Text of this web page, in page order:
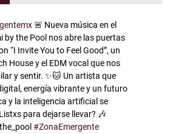
🚨 Nueva música en el
by the Pool nos abre las puertas
“I Invite You to Feel Good”, un
House y el EDM vocal que nos
y sentir. ✨🐱 Un artista que
energía vibrante y un futuro
y la inteligencia artificial se
para dejarse llevar? 🎶
#ZonaEmergente